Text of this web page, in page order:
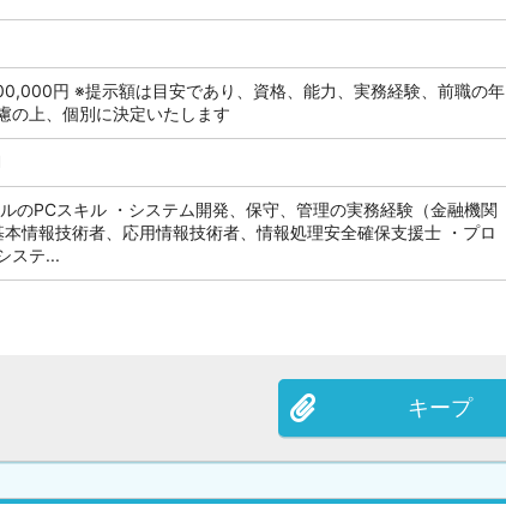
円 ※提示額は目安であり、資格、能力、実務経験、前職の年
の上、個別に決定いたします
のPCスキル ・システム開発、保守、管理の実務経験（金融機関
情報技術者、応用情報技術者、情報処理安全確保支援士 ・プロ
ステ...
キープ